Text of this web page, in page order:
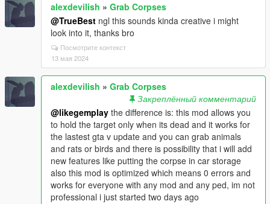
alexdevilish » Grab Corpses
@TrueBest ngl this sounds kinda creative i might
look into it, thanks bro
Посмотрите контекст
13 мая 2024
alexdevilish » Grab Corpses
Закреплённый комментарий
@likegemplay the difference is: this mod allows you
to hold the target only when its dead and it works for
the lastest gta v update and you can grab animals
and rats or birds and there is possibility that i will add
new features like putting the corpse in car storage
also this mod is optimized which means 0 errors and
works for everyone with any mod and any ped, im not
professional i just started two days ago